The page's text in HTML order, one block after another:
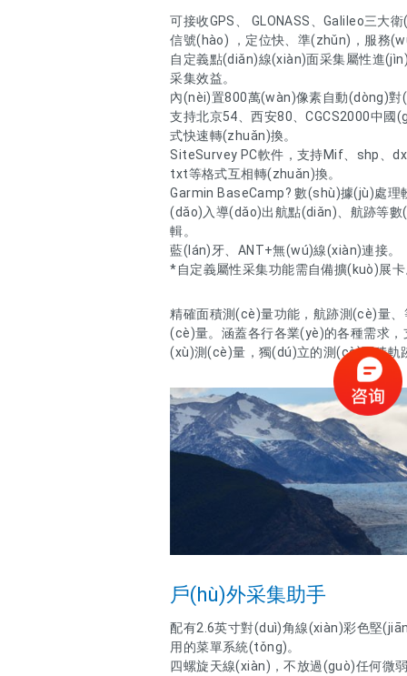
可接收GPS、 GLONASS、Galileo三大
信號(hào) ，定位快、準(zhǔn)，服務
自定義點(diǎn)線(xiàn)面采集屬性進
采集效益。
內(nèi)置800萬(wàn)像素自動(dòng)對
支持北京54、西安80、CGCS2000中國
式快速轉(zhuǎn)換。
SiteSurvey PC軟件，支持Mif、shp、
txt等格式互相轉(zhuǎn)換。
Garmin BaseCamp? 數(shù)據(jù)處理
(dǎo)入導(dǎo)出航點(diǎn)、航跡等
輯。
藍(lán)牙、ANT+無(wú)線(xiàn)連接。
*自定義屬性采集功能需自備擴(kuò)展
精確面積測(cè)量功能，航跡測(cè)量
(cè)量。涵蓋各行各業(yè)的各種需求
(xù)測(cè)量，獨(dú)立的測(cè)面積軌
戶(hù)外采集助手
配有2.6英寸對(duì)角線(xiàn)彩色堅
用的菜單系統(tǒng)。
四螺旋天線(xiàn)，不放過(guò)任何微